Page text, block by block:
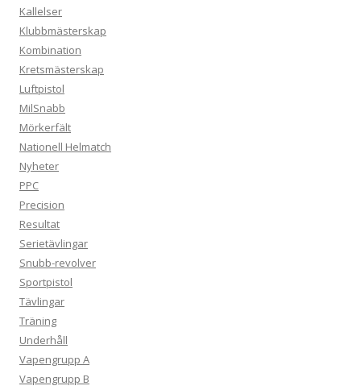
Kallelser
Klubbmästerskap
Kombination
Kretsmästerskap
Luftpistol
MilSnabb
Mörkerfält
Nationell Helmatch
Nyheter
PPC
Precision
Resultat
Serietävlingar
Snubb-revolver
Sportpistol
Tävlingar
Träning
Underhåll
Vapengrupp A
Vapengrupp B